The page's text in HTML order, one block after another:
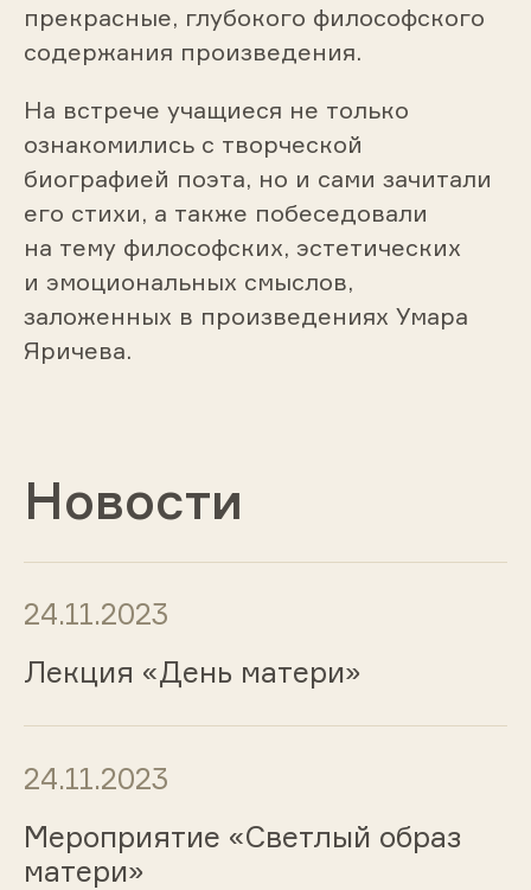
прекрасные, глубокого философского
содержания произведения.
На встрече учащиеся не только
ознакомились с творческой
биографией поэта, но и сами зачитали
его стихи, а также побеседовали
на тему философских, эстетических
и эмоциональных смыслов,
заложенных в произведениях Умара
Яричева.
Новости
24.11.2023
Лекция «День матери»
24.11.2023
Мероприятие «Светлый образ
матери»